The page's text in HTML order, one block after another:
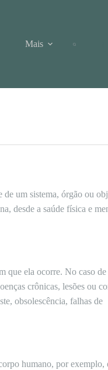
Mais
um sistema, órgão ou
desde a saúde física e
que ela ocorre. No caso de
crônicas, lesões ou
obsolescência, falhas de
humano, por exemplo,